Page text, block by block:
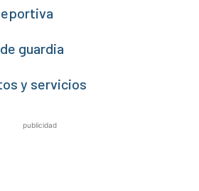
guardia
y servicios
publicidad